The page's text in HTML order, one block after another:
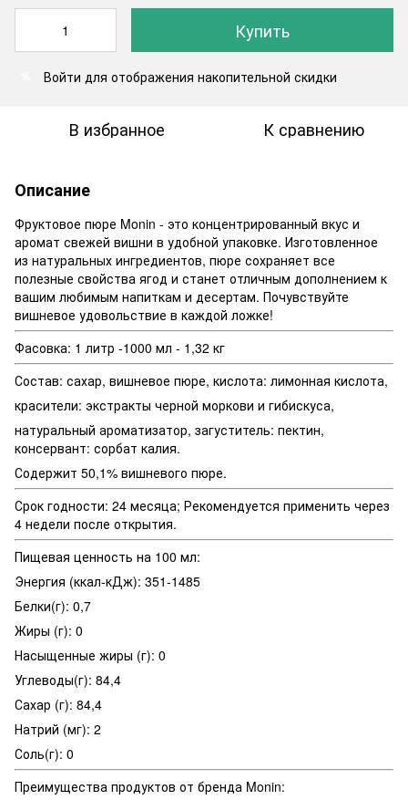
Купить
Войти для отображения накопительной скидки
В избранное К сравнению
Описание
Фруктовое пюре Monin - это концентрированный вкус и
аромат свежей вишни в удобной упаковке. Изготовленное
из натуральных ингредиентов, пюре сохраняет все
полезные свойства ягод и станет отличным дополнением к
вашим любимым напиткам и десертам. Почувствуйте
вишневое удовольствие в каждой ложке!
Фасовка: 1 литр -1000 мл - 1,32 кг
Состав: сахар, вишневое пюре, кислота: лимонная кислота,
красители: экстракты черной моркови и гибискуса,
натуральный ароматизатор, загуститель: пектин,
консервант: сорбат калия.
Содержит 50,1% вишневого пюре.
Срок годности: 24 месяца; Рекомендуется применить через
4 недели после открытия.
Пищевая ценность на 100 мл:
Энергия (ккал-кДж): 351-1485
Белки(г): 0,7
Жиры (г): 0
Насыщенные жиры (г): 0
Углеводы(г): 84,4
Сахар (г): 84,4
Натрий (мг): 2
Соль(г): 0
Преимущества продуктов от бренда Monin: